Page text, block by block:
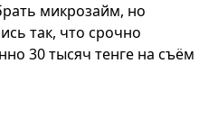
микрозайм, но
так, что срочно
30 тысяч тенге на съём